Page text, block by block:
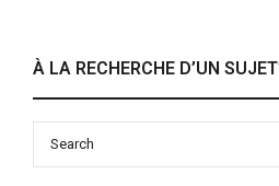
À LA RECHERCHE D’UN